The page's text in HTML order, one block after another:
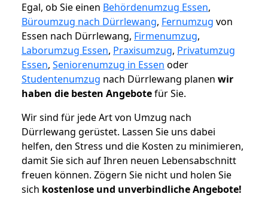
Egal, ob Sie einen Behördenumzug Essen,
Büroumzug nach Dürrlewang, Fernumzug von
Essen nach Dürrlewang, Firmenumzug,
Laborumzug Essen, Praxisumzug, Privatumzug
Essen, Seniorenumzug in Essen oder
Studentenumzug nach Dürrlewang planen wir
haben die besten Angebotefür Sie.
Wir sind für jede Art von Umzug nach
Dürrlewang gerüstet. Lassen Sie uns dabei
helfen, den Stress und die Kosten zu minimieren,
damit Sie sich auf Ihren neuen Lebensabschnitt
freuen können. Zögern Sie nicht und holen Sie
sich kostenlose und unverbindliche Angebote!